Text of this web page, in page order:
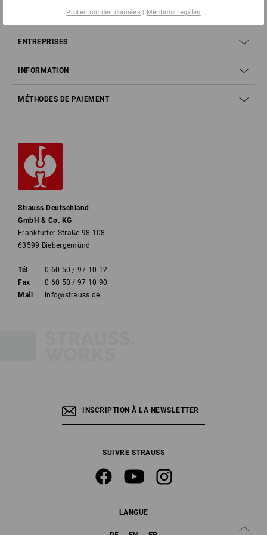
ENTREPRISES
INFORMATION
MÉTHODES DE PAIEMENT
Strauss Deutschland
GmbH & Co. KG
Frankfurter Straße 98-108
63599 Biebergemünd
Tél
0 60 50 / 97 10 12
Fax
0 60 50 / 97 10 90
Mail
info@strauss.de
INSCRIPTION À LA NEWSLETTER
SUIVRE STRAUSS
LANGUE
Protection des données | Mentions legales